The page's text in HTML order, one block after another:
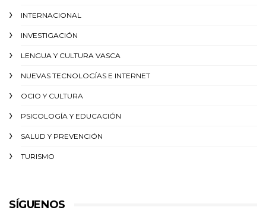
INTERNACIONAL
INVESTIGACIÓN
LENGUA Y CULTURA VASCA
NUEVAS TECNOLOGÍAS E INTERNET
OCIO Y CULTURA
PSICOLOGÍA Y EDUCACIÓN
SALUD Y PREVENCIÓN
TURISMO
SÍGUENOS